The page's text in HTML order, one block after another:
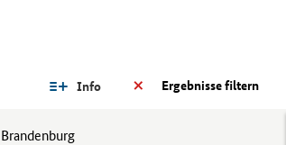
Ergebnisse filtern
Info
Brandenburg